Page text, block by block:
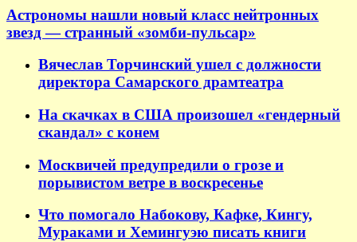
Астрономы нашли новый класс нейтронных
звезд — странный «зомби-пульсар»
Вячеслав Торчинский ушел с должности
директора Самарского драмтеатра
На скачках в США произошел «гендерный
скандал» с конем
Москвичей предупредили о грозе и
порывистом ветре в воскресенье
Что помогало Набокову, Кафке, Кингу,
Мураками и Хемингуэю писать книги